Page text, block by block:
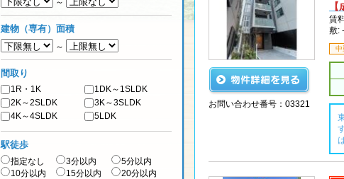
お問い合わせ番号：03321
賃
敷:
中
～
建物（専有）面積
～
間取り
1R・1K
1DK～1SLDK
2K～2SLDK
3K～3SLDK
4K～4SLDK
5LDK
駅徒歩
指定なし 3分以内
5分以内
10分以内
15分以内 20分以内